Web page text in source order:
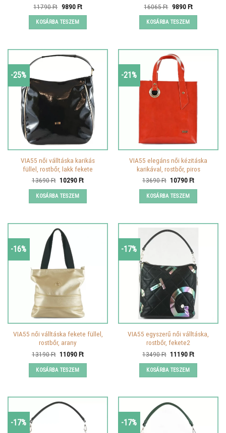
11790Ft Original
was:
11790 Ft.
9890FtCurrent
KOSÁRBA TESZEM
16065Ft Original
was:
16065 Ft.
9890FtCurrent
KOSÁRBA TESZEM
-25%
VIA55 női válltáska karikás
füllel, rostbőr, lakk fekete
13690Ft Original
was:
13690 Ft.
10290FtCurrent
KOSÁRBA TESZEM
-21%
VIA55 elegáns női kézitáska
karikával, rostbőr, piros
13690Ft Original
was:
13690 Ft.
10790FtCurrent
KOSÁRBA TESZEM
-16%
VIA55 női válltáska fekete füllel,
rostbőr, arany
13190Ft Original
was:
13190 Ft.
11090FtCurrent
KOSÁRBA TESZEM
-17%
VIA55 egyszerű női válltáska,
rostbőr, fekete2
13490Ft Original
was:
13490 Ft.
11190FtCurrent
KOSÁRBA TESZEM
-17% -17%